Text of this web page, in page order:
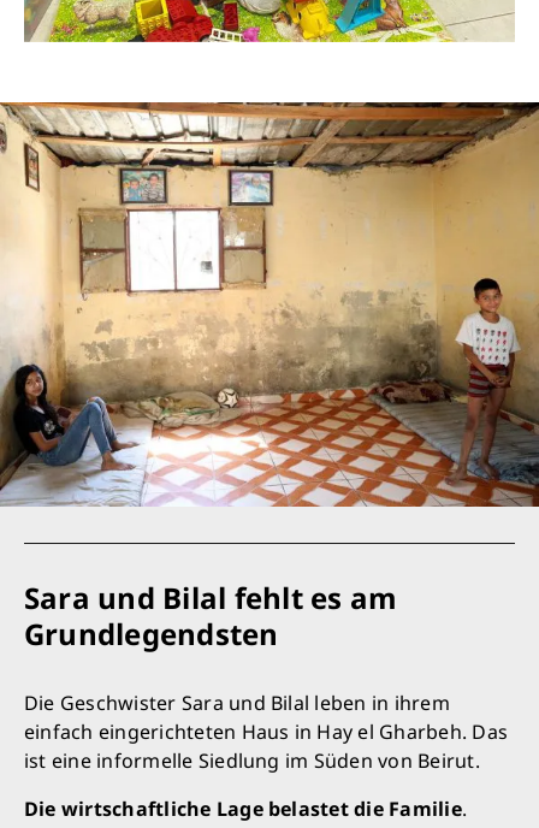
Sara und Bilal fehlt es am
Grundlegendsten
Die Geschwister Sara und Bilal leben in ihrem
einfach eingerichteten Haus in Hay el Gharbeh. Das
ist eine informelle Siedlung im Süden von Beirut.
Die wirtschaftliche Lage belastet die Familie.